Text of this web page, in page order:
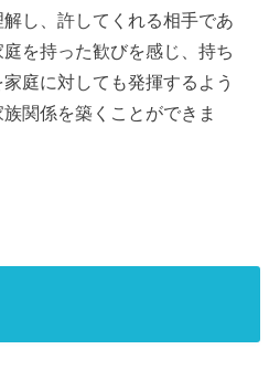
し、許してくれる相手であ
を持った歓びを感じ、持ち
庭に対しても発揮するよう
関係を築くことができま